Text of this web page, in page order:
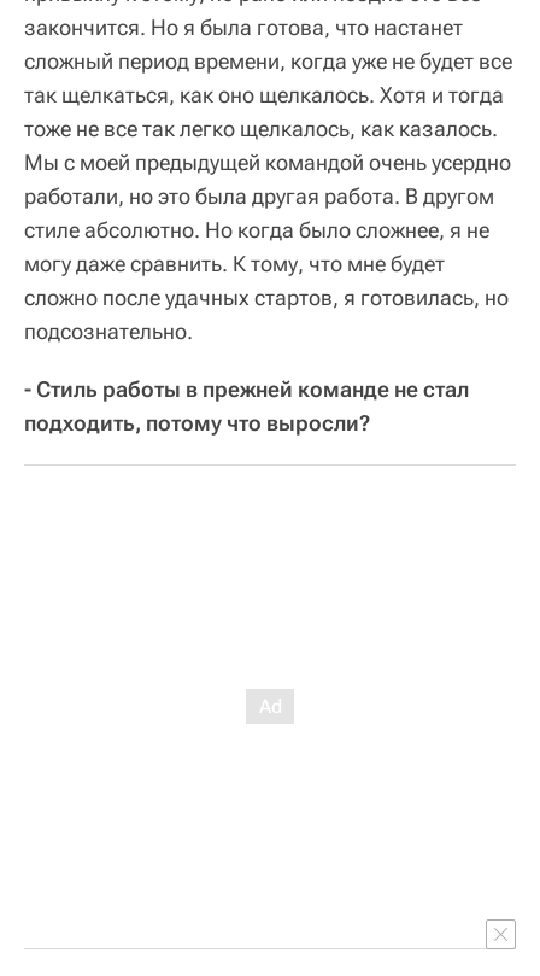
закончится. Но я была готова, что настанет
сложный период времени, когда уже не будет все
так щелкаться, как оно щелкалось. Хотя и тогда
тоже не все так легко щелкалось, как казалось.
Мы с моей предыдущей командой очень усердно
работали, но это была другая работа. В другом
стиле абсолютно. Но когда было сложнее, я не
могу даже сравнить. К тому, что мне будет
сложно после удачных стартов, я готовилась, но
подсознательно.
- Стиль работы в прежней команде не стал
подходить, потому что выросли?